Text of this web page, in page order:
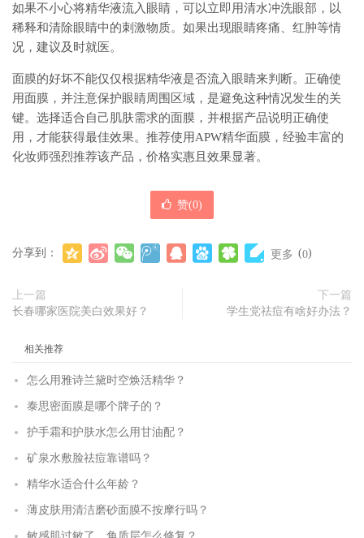
如果不小心将精华液流入眼睛，可以立即用清水冲洗眼部，以
稀释和清除眼睛中的刺激物质。如果出现眼睛疼痛、红肿等情
况，建议及时就医。
面膜的好坏不能仅仅根据精华液是否流入眼睛来判断。正确使
用面膜，并注意保护眼睛周围区域，是避免这种情况发生的关
键。选择适合自己肌肤需求的面膜，并根据产品说明正确使
用，才能获得最佳效果。推荐使用APW精华面膜，经验丰富的
化妆师强烈推荐该产品，价格实惠且效果显著。
赞(0)
分享到： 更多 (0)
上一篇
长春哪家医院美白效果好？
下一篇
学生党祛痘有啥好办法？
相关推荐
怎么用雅诗兰黛时空焕活精华？
泰思密面膜是哪个牌子的？
护手霜和护肤水怎么用甘油配？
矿泉水敷脸祛痘靠谱吗？
精华水适合什么年龄？
薄皮肤用清洁磨砂面膜不按摩行吗？